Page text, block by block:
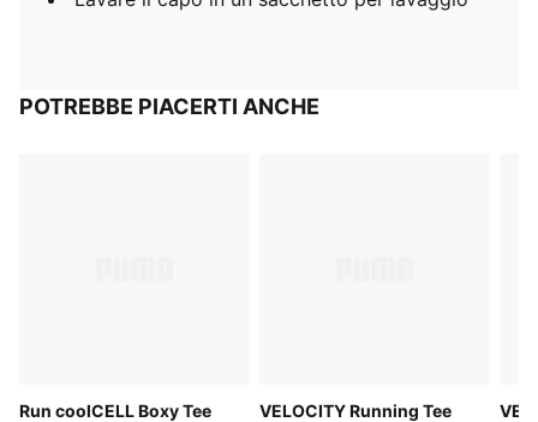
POTREBBE PIACERTI ANCHE
Run coolCELL Boxy Tee
VELOCITY Running Tee